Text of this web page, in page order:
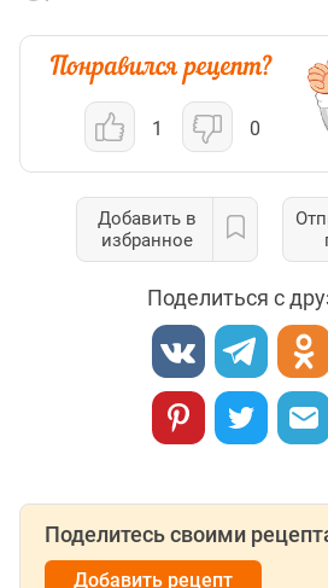
1 0
Добавить в
избранное
Поделиться с
Поделитесь своими
Добавить рецепт